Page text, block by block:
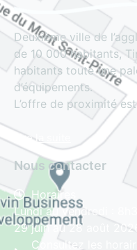
Deuxième ville de
de 10 000 habitants,
habitants toute une
d’équipements.
L’offre de proximité
Lire la suite
Nous contacter
Horaires
Lundi au vendredi :
29 juin au 28 août
Consultez les